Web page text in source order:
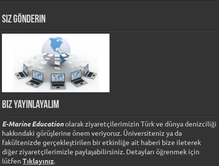
Siz Gönderin
Biz Yayınlayalım
E-Marine Educationolarak ziyaretçilerimizin Türk ve dünya denizciliği
hakkındaki görüşlerine önem veriyoruz. Üniversiteniz ya da
fakültenizde gerçekleştirilen bir etkinliğe ait haberi bize ileterek
diğer ziyaretçilerimizle paylaşabilirsiniz. Detayları öğrenmek için
lütfenTıklayınız.